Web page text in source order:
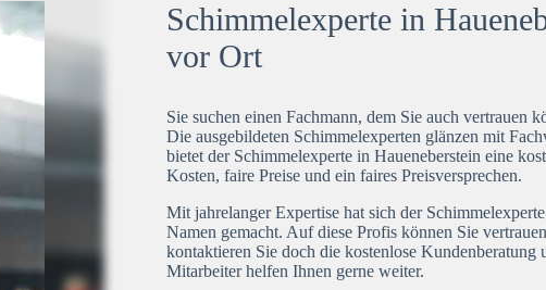
Schimmelexperte in
vor Ort
Sie suchen einen Fachmann, dem Sie auch vertrauen
Die ausgebildeten Schimmelexperten glänzen mit
bietet der Schimmelexperte in Haueneberstein eine
Kosten, faire Preise und ein faires Preisversprechen.
Mit jahrelanger Expertise hat sich der
Namen gemacht. Auf diese Profis können Sie
kontaktieren Sie doch die kostenlose Kundenberatung
Mitarbeiter helfen Ihnen gerne weiter.